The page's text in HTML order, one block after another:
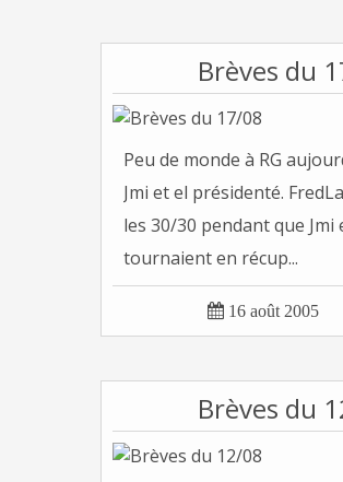
Brèves du
Peu de monde à RG
Jmi et el présidenté.
les 30/30 pendant que
tournaient en récup...
 16 août 2005
Brèves du